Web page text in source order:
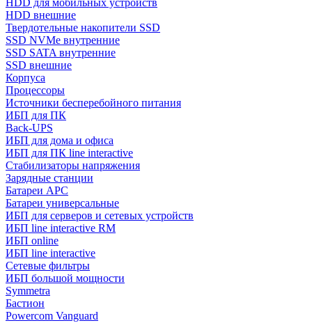
HDD для мобильных устройств
HDD внешние
Твердотельные накопители SSD
SSD NVMe внутренние
SSD SATA внутренние
SSD внешние
Корпуса
Процессоры
Источники бесперебойного питания
ИБП для ПК
Back-UPS
ИБП для дома и офиса
ИБП для ПК linе interactive
Стабилизаторы напряжения
Зарядные станции
Батареи APC
Батареи универсальные
ИБП для серверов и сетевых устройств
ИБП line interactive RM
ИБП online
ИБП linе interactive
Сетевые фильтры
ИБП большой мощности
Symmetra
Бастион
Powercom Vanguard